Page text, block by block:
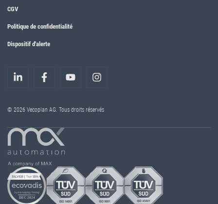
CGV
Politique de confidentialité
Dispositif d'alerte
© 2026 Vecoplan AG. Tous droits réservés